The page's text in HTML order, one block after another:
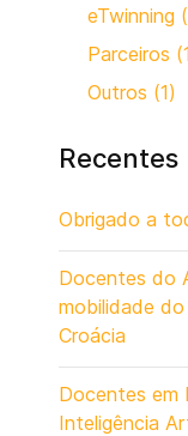
eTwinning
Parceiros
Outros (1)
Recentes
Obrigado a
Docentes do
mobilidade do
Croácia
Docentes em
Inteligência